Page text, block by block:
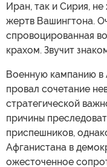
Иран, так и Сирия,
жертв Вашингтона.
спровоцированная
крахом. Звучит
Военную кампанию в
провал сочетание
стратегической
причины
приспешников,
Афганистана в
ожесточенное